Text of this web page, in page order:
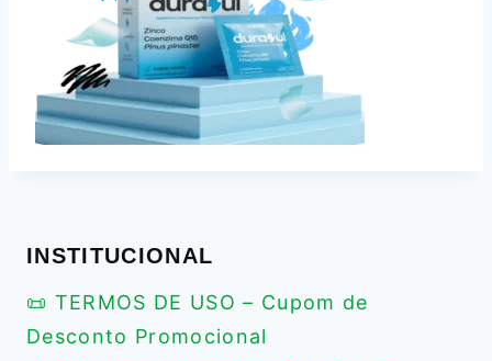
INSTITUCIONAL
📜 TERMOS DE USO – Cupom de
Desconto Promocional